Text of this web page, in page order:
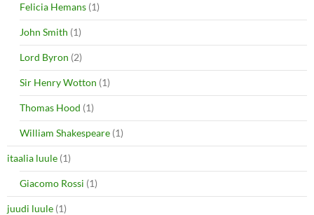
Felicia Hemans (1)
John Smith (1)
Lord Byron (2)
Sir Henry Wotton (1)
Thomas Hood (1)
William Shakespeare (1)
itaalia luule (1)
Giacomo Rossi (1)
juudi luule (1)